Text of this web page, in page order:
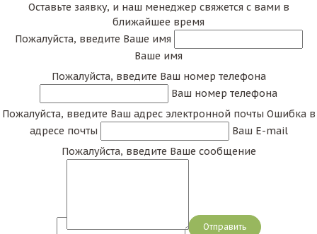
Оставьте заявку, и наш менеджер свяжется с вами в
ближайшее время
Пожалуйста, введите Ваше имя
Ваше имя
Пожалуйста, введите Ваш номер телефона
Ваш номер телефона
Пожалуйста, введите Ваш адрес электронной почты Ошибка в
адресе почты
Ваш E-mail
Пожалуйста, введите Ваше сообщение
Сообщение